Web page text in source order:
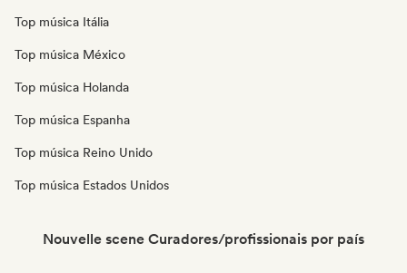
Top música Itália
Top música México
Top música Holanda
Top música Espanha
Top música Reino Unido
Top música Estados Unidos
Nouvelle scene Curadores/profissionais por país